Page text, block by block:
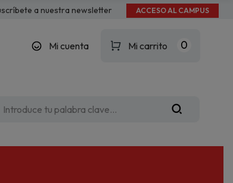
a nuestra newsletter ACCESO AL CAMPUS
Mi cuenta Mi carrito 0